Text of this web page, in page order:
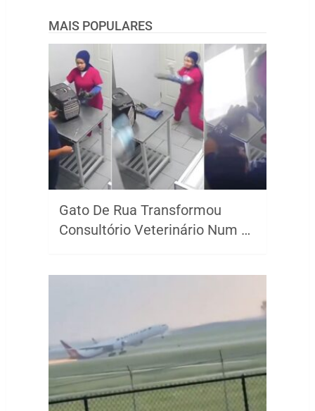
MAIS POPULARES
Gato De Rua Transformou
Consultório Veterinário Num …